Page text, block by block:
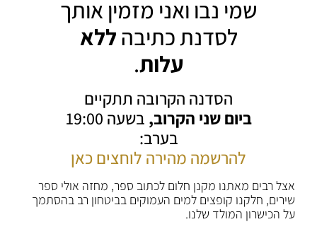
שמי נבו ואני מזמין אותך
לסדנת כתיבהללא
עלות.
הסדנה הקרובה תתקיים
ביום שני הקרוב,
בשעה 19:00
בערב:
להרשמה מהירה לוחצים כאן
אצל רבים מאתנו מקנן חלום לכתוב ספר, מחזה אולי ספר
שירים, חלקנו קופצים למים העמוקים בביטחון רב בהסתמך
על הכישרון המולד שלנו.